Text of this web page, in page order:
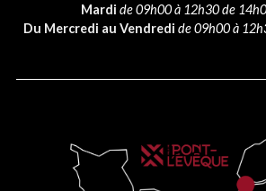
Mardi de 09h00 à 12h30 de
Du Mercredi au Vendredi de 09h00 à